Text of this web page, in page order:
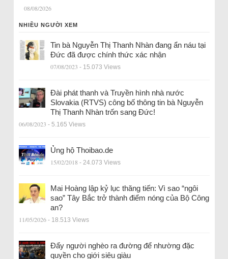
08/08/2026
NHIỀU NGƯỜI XEM
Tin bà Nguyễn Thị Thanh Nhàn đang ẩn náu tại
Đức đã được chính thức xác nhận
07/08/2023 - 15.073 Views
Đài phát thanh và Truyền hình nhà nước
Slovakia (RTVS) công bố thông tin bà Nguyễn
Thị Thanh Nhàn trốn sang Đức!
06/08/2023 - 5.165 Views
Ủng hộ Thoibao.de
15/02/2018 - 24.073 Views
Mai Hoàng lập kỷ lục thăng tiến: Vì sao “ngôi
sao” Tây Bắc trở thành điểm nóng của Bộ Công
an?
11/05/2026 - 18.513 Views
Đẩy người nghèo ra đường để nhường đặc
quyền cho giới siêu giàu